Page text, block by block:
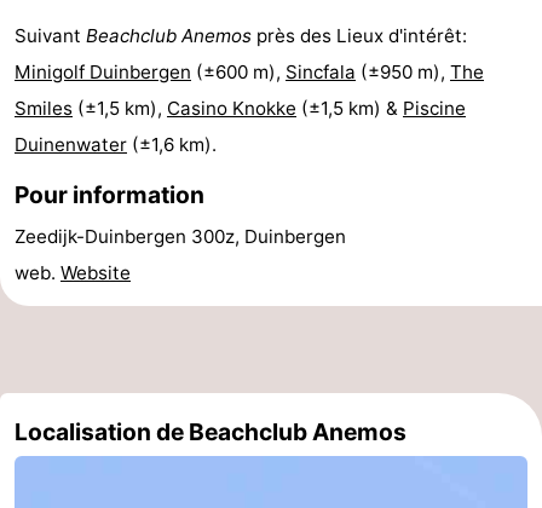
golf
et
manger
Événements
Pratiques
Forum
Route
Stationnement
du
terminal
Adresses
Suivant Beachclub Anemos près des Lieux d'intérêt:
Minigolf Duinbergen (±600 m), Sincfala (±950 m), The
Smiles (±1,5 km), Casino Knokke (±1,5 km) & Piscine
Duinenwater (±1,6 km).
Pour information
Zeedijk-Duinbergen 300z, Duinbergen
web. Website
Localisation de Beachclub Anemos